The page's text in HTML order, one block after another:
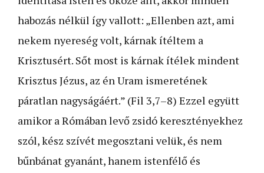
habozás nélkül így vallott: „Ellenben azt, ami
nekem nyereség volt, kárnak ítéltem a
Krisztusért. Sőt most is kárnak ítélek mindent
Krisztus Jézus, az én Uram ismeretének
páratlan nagyságáért.” (Fil 3,7–8) Ezzel együtt
amikor a Rómában levő zsidó keresztényekhez
szól, kész szívét megosztani velük, és nem
bűnbánat gyanánt, hanem istenfélő és